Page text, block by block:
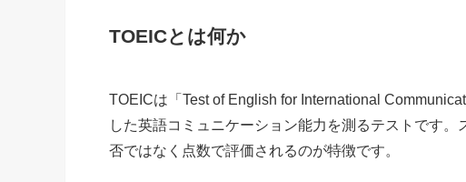
TOEICとは何か
TOEICは「Test of English for International
した英語コミュニケーション能力を測るテストです
否ではなく点数で評価されるのが特徴です。